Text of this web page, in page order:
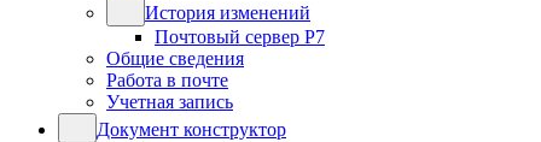
История изменений
Почтовый сервер Р7
Общие сведения
Работа в почте
Учетная запись
Документ конструктор